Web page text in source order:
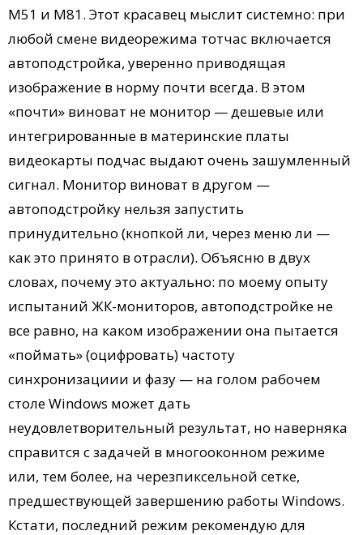
M51 и M81. Этот красавец мыслит системно: при
любой смене видеорежима тотчас включается
автоподстройка, уверенно приводящая
изображение в норму почти всегда. В этом
«почти» виноват не монитор — дешевые или
интегрированные в материнские платы
видеокарты подчас выдают очень зашумленный
сигнал. Монитор виноват в другом —
автоподстройку нельзя запустить
принудительно (кнопкой ли, через меню ли —
как это принято в отрасли). Объясню в двух
словах, почему это актуально: по моему опыту
испытаний ЖК-мониторов, автоподстройке не
все равно, на каком изображении она пытается
«поймать» (оцифровать) частоту
синхронизациии и фазу — на голом рабочем
столе Windows может дать
неудовлетворительный результат, но наверняка
справится с задачей в многооконном режиме
или, тем более, на черезпиксельной сетке,
предшествующей завершению работы Windows.
Кстати, последний режим рекомендую для